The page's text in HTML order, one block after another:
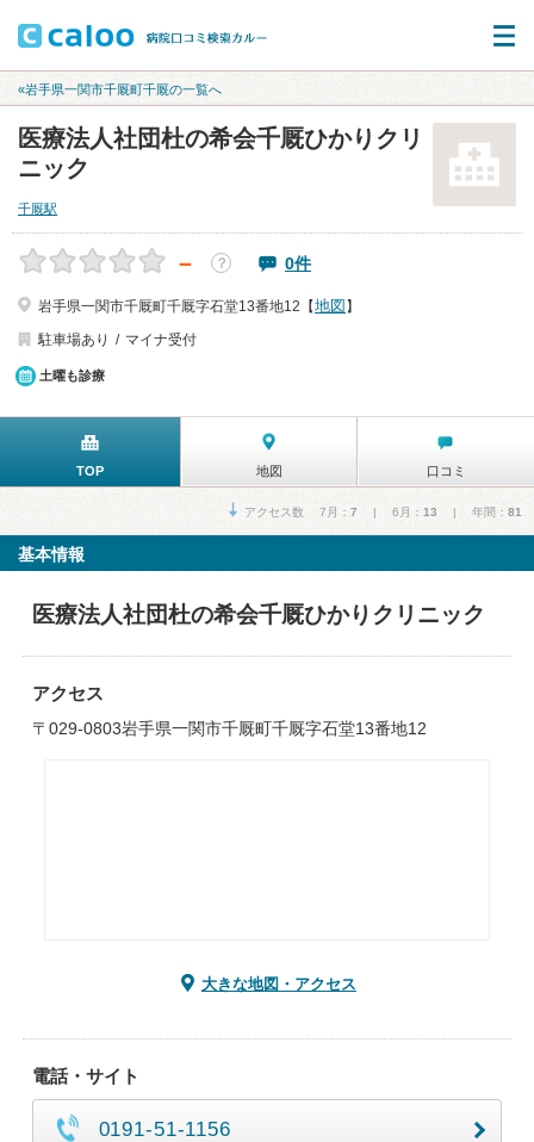
«岩手県一関市千厩町千厩の一覧へ
医療法人社団杜の希会千厩ひかりクリ
ニック
千厩駅
－ ？ 0件
岩手県一関市千厩町千厩字石堂13番地12【地図 】
駐車場あり
マイナ受付
土曜も診療
TOP 地図 口コミ
アクセス数 7月： 7 | 6月： 13 | 年間： 81
基本情報
医療法人社団杜の希会千厩ひかりクリニック
アクセス
〒029-0803岩手県一関市千厩町千厩字石堂13番地12
大きな地図・アクセス
電話・サイト
0191-51-1156